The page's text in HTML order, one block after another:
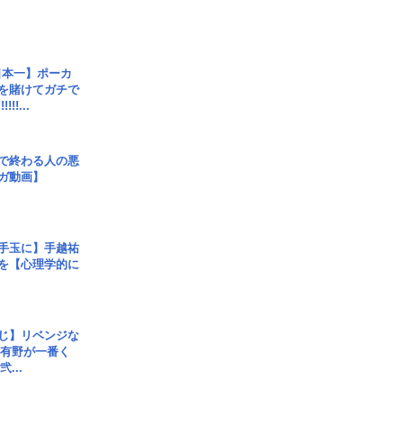
本一】ポーカ
賭けてガチで
終わる人の悪
動画】
玉に】手越祐
【心理学的に
】リベンジな
野が一番く
...